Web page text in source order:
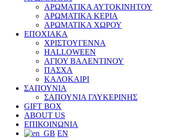
ΑΡΩΜΑΤΙΚΑ ΑΥΤΟΚΙΝΗΤΟΥ
ΑΡΩΜΑΤΙΚΑ ΚΕΡΙΑ
ΑΡΩΜΑΤΙΚΑ ΧΩΡΟΥ
ΕΠΟΧΙΑΚΑ
ΧΡΙΣΤΟΥΓΕΝΝΑ
HALLOWEEN
ΑΓΙΟΥ ΒΑΛΕΝΤΙΝΟΥ
ΠΑΣΧΑ
ΚΑΛΟΚΑΙΡΙ
ΣΑΠΟΥΝΙΑ
ΣΑΠΟΥΝΙΑ ΓΛΥΚΕΡΙΝΗΣ
GIFT BOX
ABOUT US
ΕΠΙΚΟΙΝΩΝΙΑ
EN